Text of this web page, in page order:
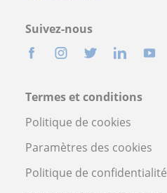
Suivez-nous
Termes et conditions
Politique de cookies
Paramètres des cookies
Politique de confidentialité